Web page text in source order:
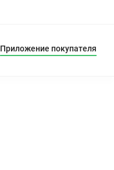
Приложение покупателя